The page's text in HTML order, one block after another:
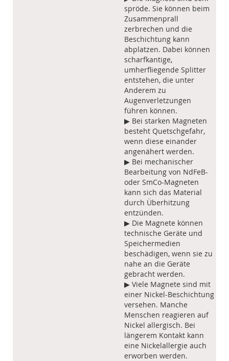
spröde. Sie können beim
Zusammenprall
zerbrechen und die
Beschichtung kann
abplatzen. Dabei können
scharfkantige,
umherfliegende Splitter
entstehen, die unter
Anderem zu
Augenverletzungen
führen können.
▶ Bei starken Magneten
besteht Quetschgefahr,
wenn diese einander
angenähert werden.
▶ Bei mechanischer
Bearbeitung von NdFeB-
oder SmCo-Magneten
kann sich das Material
durch Überhitzung
entzünden.
▶ Die Magnete können
technische Geräte und
Speichermedien
beschädigen, wenn sie zu
nahe an die Geräte
gebracht werden.
▶ Viele Magnete sind mit
einer Nickel-Beschichtung
versehen. Manche
Menschen reagieren auf
Nickel allergisch. Bei
längerem Kontakt kann
eine Nickelallergie auch
erworben werden.